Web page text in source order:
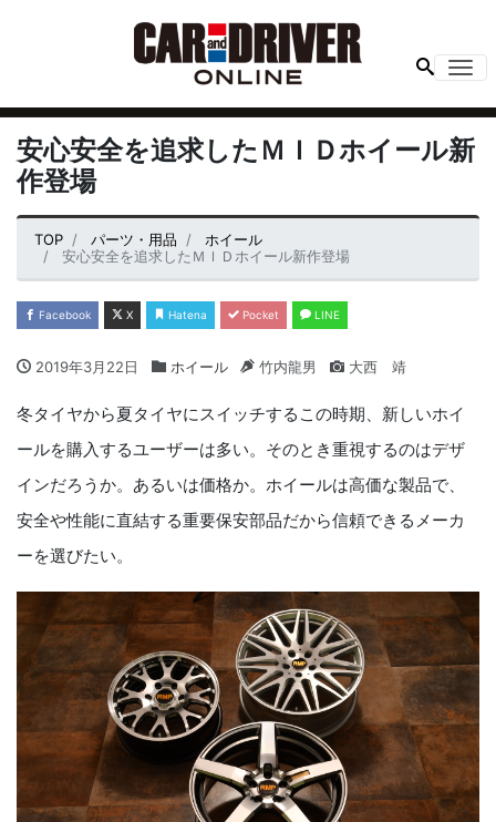
安心安全を追求したＭＩＤホイール新
作登場
TOP パーツ・用品
ホイール
安心安全を追求したＭＩＤホイール新作登場
Facebook X Hatena Pocket LINE
2019年3月22日 ホイール 竹内龍男 大西 靖
冬タイヤから夏タイヤにスイッチするこの時期、新しいホイ
ールを購入するユーザーは多い。そのとき重視するのはデザ
インだろうか。あるいは価格か。ホイールは高価な製品で、
安全や性能に直結する重要保安部品だから信頼できるメーカ
ーを選びたい。